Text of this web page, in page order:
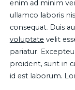
enim ad minim
ullamco laboris
consequat. Duis
voluptate velit
pariatur.
proident, sunt in
id est laborum.